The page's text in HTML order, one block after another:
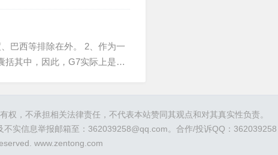
巴西等排除在外。 2、作为一
括其中，因此，G7实际上是世
，不承担相关法律责任，不代表本站赞同其观点和对其真实性负责。
实信息举报邮箱至：362039258@qq.com。合作/投诉QQ：362039258
www.zentong.com